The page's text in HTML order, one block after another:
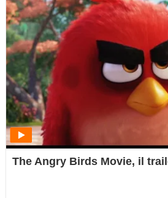
The Angry Birds Movie, il